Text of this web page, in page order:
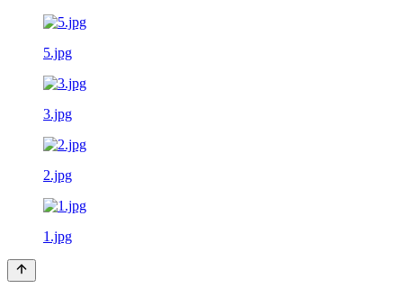
5.jpg
3.jpg
2.jpg
1.jpg